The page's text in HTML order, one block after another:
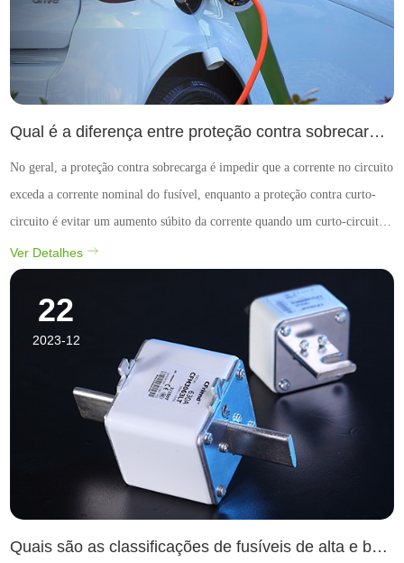
Qual é a diferença entre proteção contra sobrecarga e proteção contra curto-circuito de fusíveis de alta e baixa tensão?
No geral, a proteção contra sobrecarga é impedir que a corrente no circuito
exceda a corrente nominal do fusível, enquanto a proteção contra curto-
circuito é evitar um aumento súbito da corrente quando um curto-circuito
ocorre no circuito, protegendo a operação segura de equipamentos elétricos
e circuitos. Ambos os mét...
Ver Detalhes
22
2023-12
Quais são as classificações de fusíveis de alta e baixa tensão?